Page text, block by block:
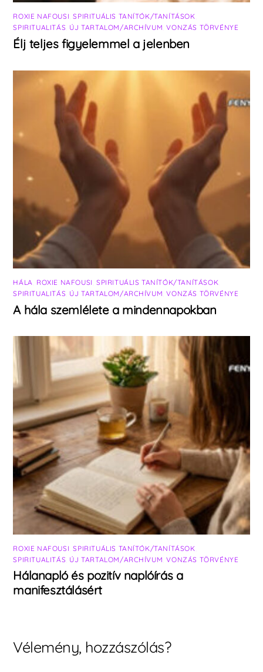
ROXIE NAFOUSI ,SPIRITUÁLIS TANÍTÓK/TANÍTÁSOK
SPIRITUALITÁS ÚJ TARTALOM/ARCHÍVUM ,VONZÁS TÖRVÉNYE
Élj teljes figyelemmel a jelenben
HÁLA ROXIE NAFOUSI SPIRITUÁLIS TANÍTÓK/TANÍTÁSOK
SPIRITUALITÁS ÚJ TARTALOM/ARCHÍVUM ,VONZÁS TÖRVÉNYE
A hála szemlélete a mindennapokban
ROXIE NAFOUSI ,SPIRITUÁLIS TANÍTÓK/TANÍTÁSOK
SPIRITUALITÁS ÚJ TARTALOM/ARCHÍVUM ,VONZÁS TÖRVÉNYE
Hálanapló és pozitív naplóírás a
manifesztálásért
Vélemény, hozzászólás?